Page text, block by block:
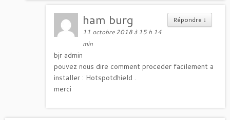
Répondre ↓
ham burg
11 octobre 2018 à 15 h 14
min
bjr admin
pouvez nous dire comment proceder facilement a
installer : Hotspotdhield .
merci